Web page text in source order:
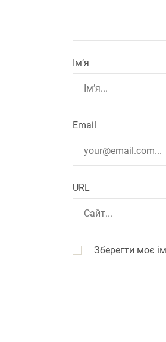
Ім’я
Email
URL
Зберегти моє